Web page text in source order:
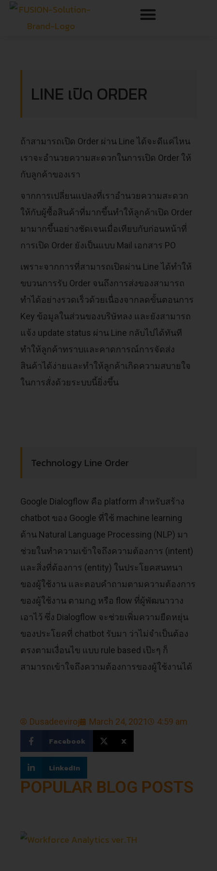
LINE เปิด ORDER
ถ้าสามารถเปิด Order ผ่าน Line ได้จะดีแค่ไหน
เราจะอำนวยความสะดวกในการเปิด Order ให้
กับลูกค้าของเรา
จากการเปลี่ยนแปลงที่เราอำนวยความสะดวก
ให้กับผู้ซื้อสินค้าที่มากขึ้นทำให้ลูกค้าเปิด Order
มามากขึ้นอย่างชัดเจนเมื่อเทียบกับก่อนหน้าที่
การเปิด Order ยังเป็นแบบ Mail เอกสาร PO
เพราะจากการที่สามารถเปิดผ่าน Line ได้ทำให้
ขบวนการรับ Order จนถึงการส่งของสามารถ
ทำได้อย่างรวดเร็วด้วยเนื่องจากลดขั้นตอนการ
Key ข้อมูลในส่วนของบริษัทลง และยังสามารถ
แจ้ง update status ผ่าน Line กลับไปได้ทันที
ทำให้ลูกค้าทราบและคาดการณ์การจัดส่ง
สินค้าได้ง่ายและทำให้ลูกค้าเกิดความสบายใจ
ในการสั่งด้วยระบบนี้ยิ่งขึ้น
Technology Line Order
Google Dialogflow คือ platform สำหรับสร้าง
chatbot ของ Google ที่ใช้ machine learning
ด้าน Natural Language Processing (NLP) มา
ช่วยในทำความเข้าใจถึงความต้องการ (intent)
และสิ่งที่ต้องการ (entity) ในประโยคสนทนา
ของผู้ใช้งาน และตอบคำถามตามความต้องการ
ของผู้ใช้งาน ตามกฎ หรือ flow ที่ผู้พัฒนาวาง
เอาไว้ ซึ่ง Dialogflow จะช่วยเพิ่มความยืดหยุ่น
ของประโยคที่ chatbot รับมา ว่าไม่จำเป็นต้อง
ตรงตามเงื่อนไข แบบ rule based เป๊ะๆ ก็
สามารถเข้าใจถึงความต้องการของผู้ใช้งานได้
Dusadeeviroj March 24, 2021 4:59 am
Facebook X
LinkedIn
POPULAR BLOG POSTS